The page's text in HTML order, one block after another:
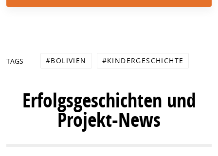
TAGS BOLIVIEN KINDERGESCHICHTE
Erfolgsgeschichten und
Projekt-News